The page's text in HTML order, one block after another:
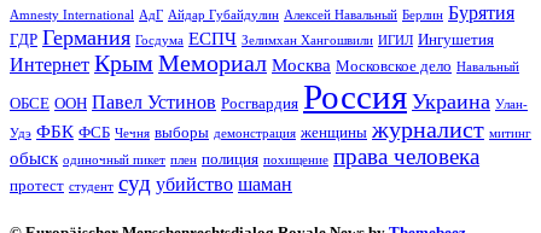
Amnesty International АдГ Айдар Губайдулин Алексей Навальный Берлин Бурятия
ГДР Германия Госдума ЕСПЧ Зелимхан Хангошвили ИГИЛ Ингушетия
Интернет Крым Мемориал Москва Московское дело Навальный
ОБСЕ ООН Павел Устинов Росгвардия Россия Украина Улан-
Удэ ФБК ФСБ Чечня выборы демонстрация женщины журналист митинг
обыск одиночный пикет плен полиция похищение права человека
протест студент суд убийство шаман